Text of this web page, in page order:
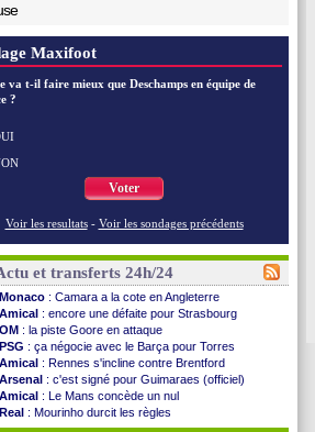
Maxifoot
va t-il faire mieux que Deschamps en équipe de
?
Voter
Voir les resultats - Voir les sondages précédents
et transferts 24h/24
Monaco : Camara a la cote en Angleterre
Amical : encore une défaite pour Strasbourg
OM : la piste Goore en attaque
PSG : ça négocie avec le Barça pour Torres
Amical : Rennes s'incline contre Brentford
Arsenal : c'est signé pour Guimaraes (officiel)
Amical : Le Mans concède un nul
Real : Mourinho durcit les règles
Amical: Toulouse s'incline lourdement